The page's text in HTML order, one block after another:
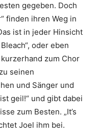
gegeben. Doch
finden ihren Weg in
ist in jeder Hinsicht
oder eben
zum Chor
seinen
und Sänger und
geil!“ und gibt dabei
zum Besten. „It’s
Joel ihm bei.